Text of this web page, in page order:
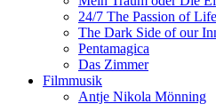
24/7 The Passion of Life
The Dark Side of our
Pentamagica
Das Zimmer
Filmmusik
Antje Nikola Mönning